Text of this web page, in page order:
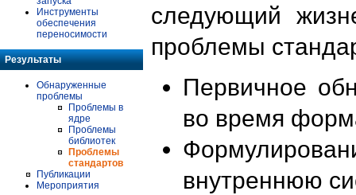
Инструменты
обеспечения
переносимости
Результаты
Обнаруженные
проблемы
Проблемы в
ядре
Проблемы
библиотек
Проблемы
стандартов
Публикации
Мероприятия
следующий
проблемы
Первичное
во время
внутреннюю